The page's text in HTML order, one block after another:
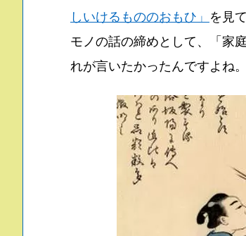
しいけるもののおもひ」 を見
モノの話の締めとして、「家
れが言いたかったんですよね。